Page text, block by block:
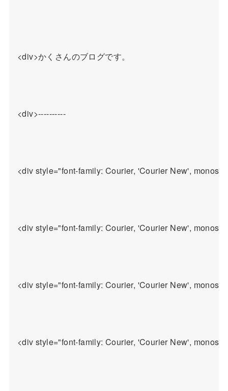
<div>かくさんのブログです。
<div>----------
<div style="font-family: Courier, 'Courier New',
<div style="font-family: Courier, 'Courier New',
<div style="font-family: Courier, 'Courier New',
<div style="font-family: Courier, 'Courier New',